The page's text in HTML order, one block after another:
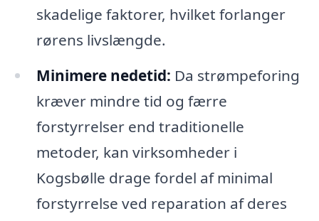
skadelige faktorer, hvilket forlanger
rørens livslængde.
Minimere nedetid: Da strømpeforing
kræver mindre tid og færre
forstyrrelser end traditionelle
metoder, kan virksomheder i
Kogsbølle drage fordel af minimal
forstyrrelse ved reparation af deres